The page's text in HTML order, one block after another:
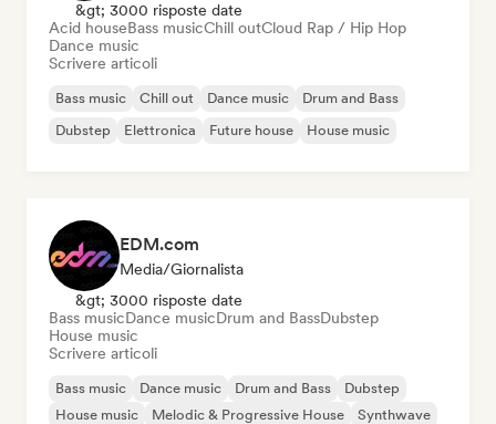
&gt; 3000 risposte date
Acid houseBass musicChill outCloud Rap / Hip Hop
Dance music
Scrivere articoli
Bass music Chill out Dance music
Drum and Bass
Dubstep
Elettronica Future house House music
EDM.com
Media/Giornalista
&gt; 3000 risposte date
Bass musicDance musicDrum and BassDubstep
House music
Scrivere articoli
Bass music Dance music Drum and Bass
Dubstep
House music
Melodic & Progressive House
Synthwave